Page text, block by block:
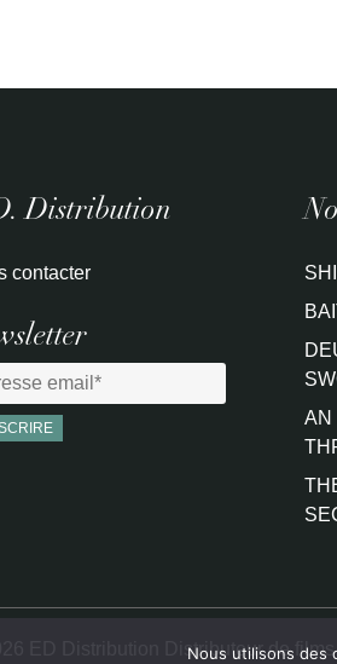
Distribution
contacter
AN
ED Distribution Distributeur de
Nous utilisons des